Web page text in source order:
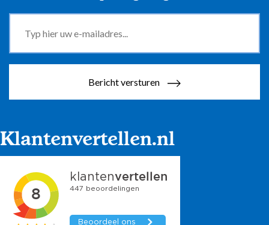
Bericht versturen
Klantenvertellen.nl